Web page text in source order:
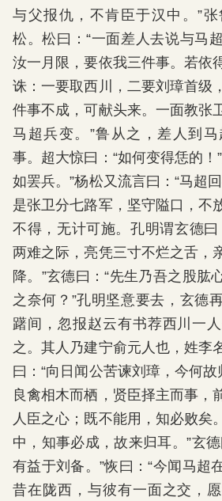
与父报仇，不肯臣于汉中。”
松。松曰：“一面差人去说与马
汝一月限，要依我三件事。若依
诛：一要取西川，二要刘璋首级
件事不成，可献头来。一面教张
马超兵变。”鲁从之，差人到
事。超大惊曰：“如何变得恁的！
如罢兵。”杨松又流言曰：“马超
是张卫分七路军，坚守隘口，不
不得，无计可施。孔明谓玄德曰
两难之际，亮凭三寸不烂之舌，
降。”玄德曰：“先生乃吾之股肱
之奈何？”孔明坚意要去，玄德
躇间，忽报赵云有书荐西川一
之。其人乃建宁俞元人也，姓李
曰：“向日闻公苦谏刘璋，今何故
良禽相木而栖，贤臣择主而事，
人臣之心；既不能用，知必败矣
中，知事必成，故来归耳。”玄
有益于刘备。”恢曰：“今闻马超
昔在陇西，与彼有一面之交，